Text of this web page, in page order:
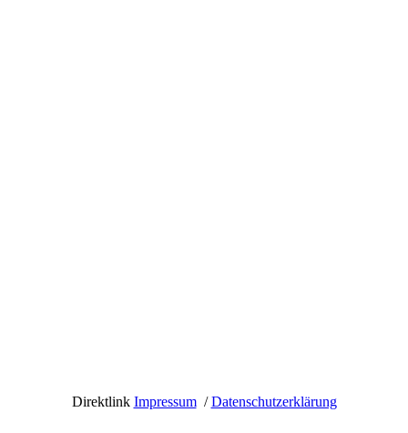
Direktlink Impressum/Datenschutzerklärung